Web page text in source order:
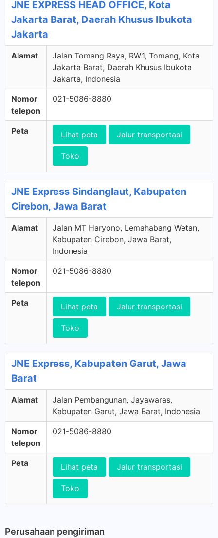
JNE EXPRESS HEAD OFFICE, Kota
Jakarta Barat, Daerah Khusus Ibukota
Jakarta
Alamat
Jalan Tomang Raya, RW.1, Tomang, Kota
Jakarta Barat, Daerah Khusus Ibukota
Jakarta, Indonesia
Nomor
telepon
021-5086-8880
Peta Lihat peta Jalur transportasi
Toko
JNE Express Sindanglaut, Kabupaten
Cirebon, Jawa Barat
Alamat
Jalan MT Haryono, Lemahabang Wetan,
Kabupaten Cirebon, Jawa Barat,
Indonesia
Nomor
telepon
021-5086-8880
Peta Lihat peta Jalur transportasi
Toko
JNE Express, Kabupaten Garut, Jawa
Barat
Alamat
Jalan Pembangunan, Jayawaras,
Kabupaten Garut, Jawa Barat, Indonesia
Nomor
telepon
021-5086-8880
Peta Lihat peta Jalur transportasi
Toko
Perusahaan pengiriman